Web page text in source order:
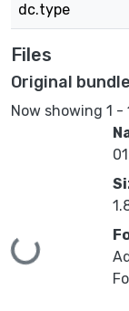
dc.type
Files
Original bundle
Now showing 1 -
Loading...